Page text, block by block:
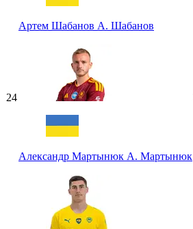
Артем Шабанов А. Шабанов
24
Александр Мартынюк А. Мартынюк